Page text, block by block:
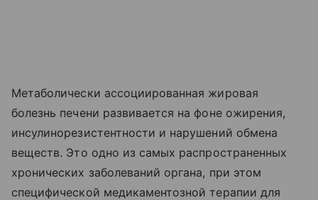
Метаболически ассоциированная жировая
болезнь печени развивается на фоне ожирения,
инсулинорезистентности и нарушений обмена
веществ. Это одно из самых распространенных
хронических заболеваний органа, при этом
специфической медикаментозной терапии для